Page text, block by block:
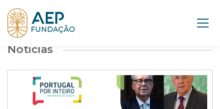
Noticias